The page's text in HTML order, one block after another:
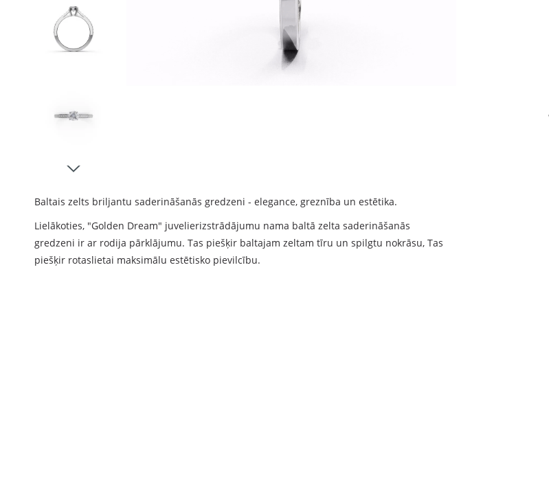
Baltais zelts briljantu saderināšanās gredzeni - elegance, greznība un estētika.
Lielākoties, "Golden Dream" juvelierizstrādājumu nama baltā zelta saderināšanās
gredzeni ir ar rodija pārklājumu. Tas piešķir baltajam zeltam tīru un spilgtu nokrāsu, Tas
piešķir rotaslietai maksimālu estētisko pievilcību.